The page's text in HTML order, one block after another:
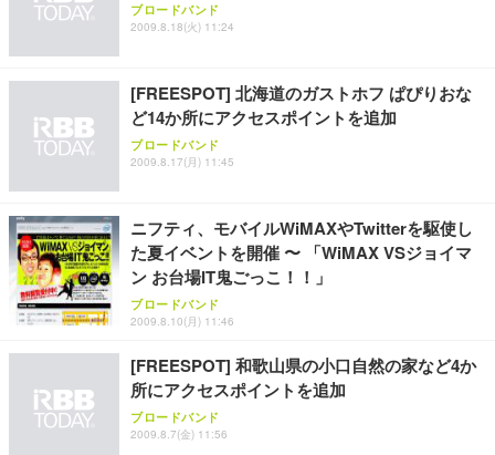
ブロードバンド
2009.8.18(火) 11:24
[FREESPOT] 北海道のガストホフ ぱぴりおな
ど14か所にアクセスポイントを追加
ブロードバンド
2009.8.17(月) 11:45
ニフティ、モバイルWiMAXやTwitterを駆使し
た夏イベントを開催 〜 「WiMAX VSジョイマ
ン お台場IT鬼ごっこ！！」
ブロードバンド
2009.8.10(月) 11:46
[FREESPOT] 和歌山県の小口自然の家など4か
所にアクセスポイントを追加
ブロードバンド
2009.8.7(金) 11:56